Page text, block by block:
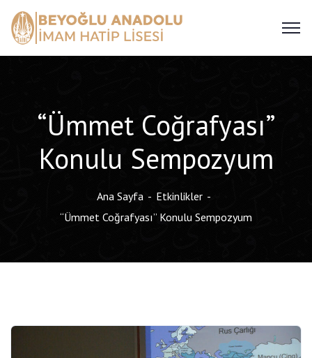
“Ümmet Coğrafyası”
Konulu Sempozyum
Ana Sayfa
Etkinlikler
“Ümmet Coğrafyası” Konulu Sempozyum